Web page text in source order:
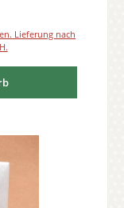
Lieferung nach